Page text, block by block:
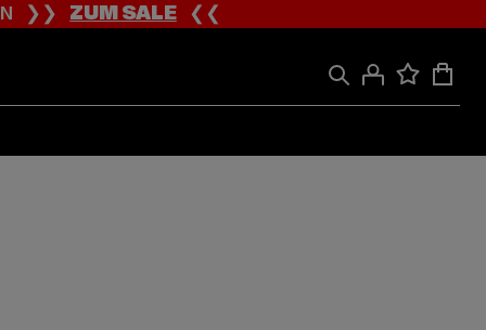
❯❯ZUM SALE❮❮